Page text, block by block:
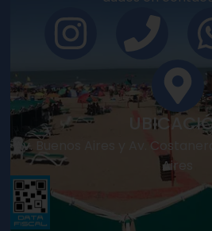
Av. Buenos Aires y Av.
Aires